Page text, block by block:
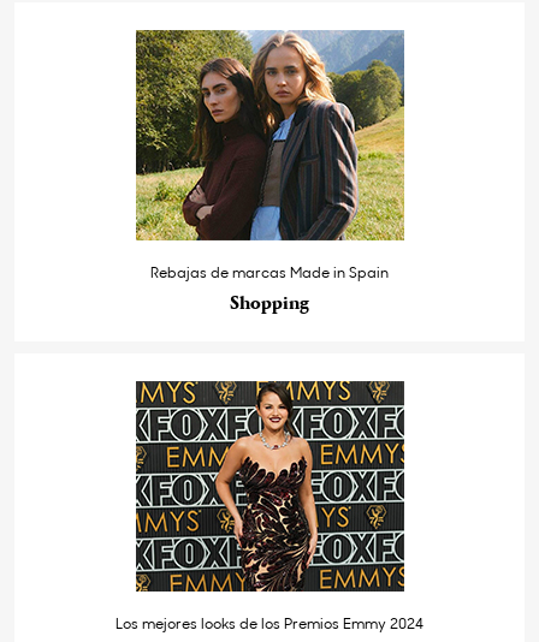
Rebajas de marcas Made in Spain
Shopping
Los mejores looks de los Premios Emmy 2024